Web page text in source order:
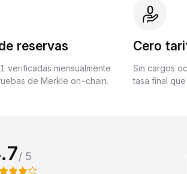
reservas
verificadas mensualmente
de Merkle on-chain.
Cero
Sin cargos
tasa final
/ 5